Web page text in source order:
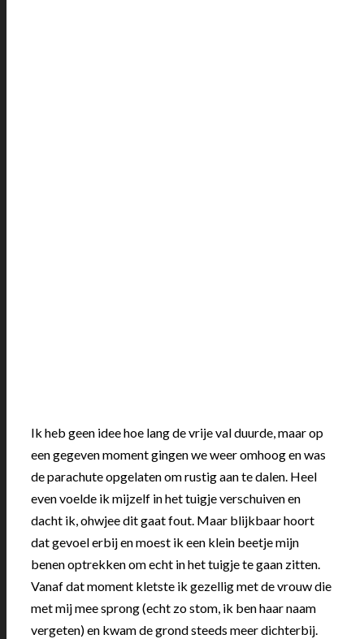
Ik heb geen idee hoe lang de vrije val duurde, maar op
een gegeven moment gingen we weer omhoog en was
de parachute opgelaten om rustig aan te dalen. Heel
even voelde ik mijzelf in het tuigje verschuiven en
dacht ik, ohwjee dit gaat fout. Maar blijkbaar hoort
dat gevoel erbij en moest ik een klein beetje mijn
benen optrekken om echt in het tuigje te gaan zitten.
Vanaf dat moment kletste ik gezellig met de vrouw die
met mij mee sprong (echt zo stom, ik ben haar naam
vergeten) en kwam de grond steeds meer dichterbij.